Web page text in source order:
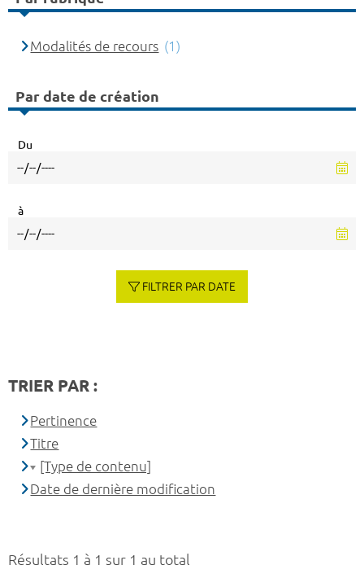
Résultats 1 à 1 sur 1 au total
Modalités de recours (1)
Par date de création
Du
à
FILTRER PAR DATE
TRIER PAR :
Pertinence
Titre
[Type de contenu]
Date de dernière modification